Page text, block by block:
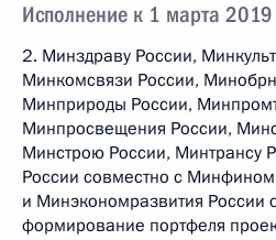
Исполнение к 1 марта 2019
2. Минздраву России,
Минкомсвязи России,
Минприроды России,
Минпросвещения России,
Минстрою России, Минтрансу
России совместно с
и Минэкономразвития России
формирование портфеля